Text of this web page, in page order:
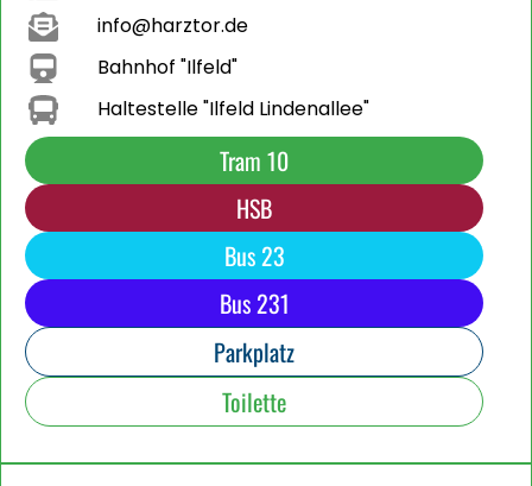
info@harztor.de
Bahnhof "Ilfeld"
Haltestelle "Ilfeld Lindenallee"
Tram 10
HSB
Bus 23
Bus 231
Parkplatz
Toilette